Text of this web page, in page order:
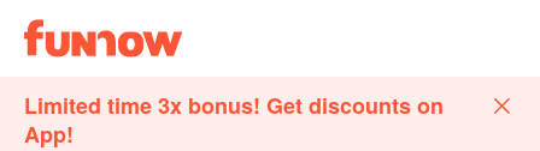
Limited time 3x bonus! Get discounts on
App!